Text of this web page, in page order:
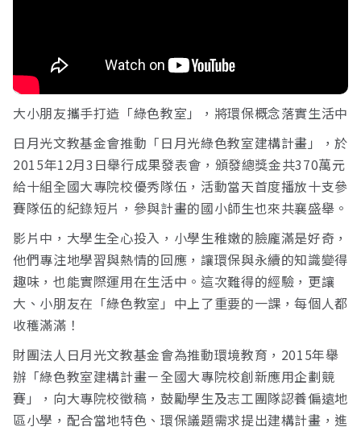
鐵道交通
鐵道立體化
捷運
接受及支付捐補助名冊
工作計畫及經費預算
誠信經營規範
大小朋友攜手打造「綠色教室」，將環保概念落實生活中
日月光文教基金會推動「日月光綠色教室建構計畫」，於
2015年12月3日舉行成果發表會，頒發總獎金共370萬元
給十組全國大專院校優秀隊伍，活動當天首度播放十支參
賽隊伍的紀錄短片，參與計畫的國小師生也來共襄盛舉。
影片中，大學生全心投入，小學生稚嫩的臉龐滿是好奇，
他們專注地學習與熱情的回應，讓環保與永續的知識變得
趣味，也能實際運用在生活中。這次難得的經驗，更讓
大、小朋友在「綠色教室」中上了重要的一課，每個人都
收穫滿滿！
財團法人日月光文教基金會為推動環境教育，2015年舉
辦「綠色教室建構計畫－全國大專院校創新應用企劃競
賽」，向大專院校徵稿，鼓勵學生及志工團隊認養偏遠地
區小學，配合當地特色、環保議題需求提出建構計畫，進